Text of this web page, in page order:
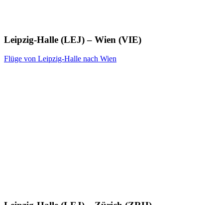
Leipzig-Halle (LEJ) – Wien (VIE)
Flüge von Leipzig-Halle nach Wien